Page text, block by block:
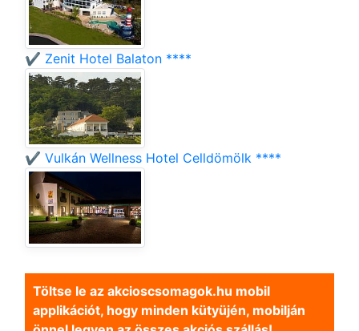
✔️ Zenit Hotel Balaton ****
✔️ Vulkán Wellness Hotel Celldömölk ****
Töltse le az akcioscsomagok.hu mobil
applikációt, hogy minden kütyüjén, mobilján